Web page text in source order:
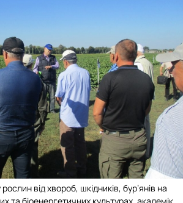
від хвороб, шкідників, бур’янів на
та біоенергетичних культурах, академік